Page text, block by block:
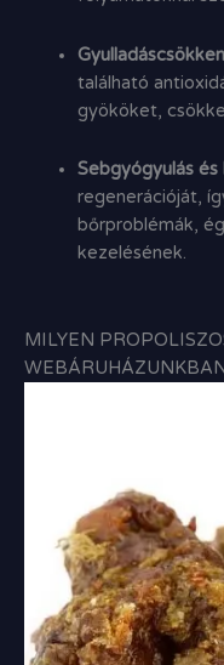
található
gyököket,
Sebgyógyulás és
regenerációját,
bőrproblémák,
kezelésének.
MILYEN